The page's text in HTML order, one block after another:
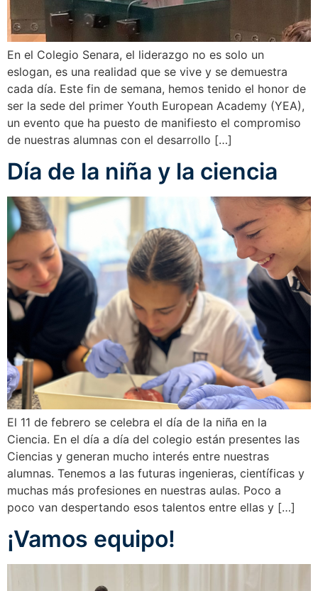
En el Colegio Senara, el liderazgo no es solo un
eslogan, es una realidad que se vive y se demuestra
cada día. Este fin de semana, hemos tenido el honor de
ser la sede del primer Youth European Academy (YEA),
un evento que ha puesto de manifiesto el compromiso
de nuestras alumnas con el desarrollo […]
Día de la niña y la ciencia
El 11 de febrero se celebra el día de la niña en la
Ciencia. En el día a día del colegio están presentes las
Ciencias y generan mucho interés entre nuestras
alumnas. Tenemos a las futuras ingenieras, científicas y
muchas más profesiones en nuestras aulas. Poco a
poco van despertando esos talentos entre ellas y […]
¡Vamos equipo!